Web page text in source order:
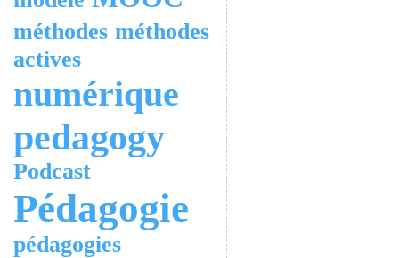
méthodes méthodes
actives
numérique
pedagogy
Podcast
Pédagogie
pédagogies